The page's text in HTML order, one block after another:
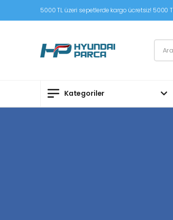
5000 TL üzeri sepetlerde kargo ücretsiz! 5000
Kategoriler